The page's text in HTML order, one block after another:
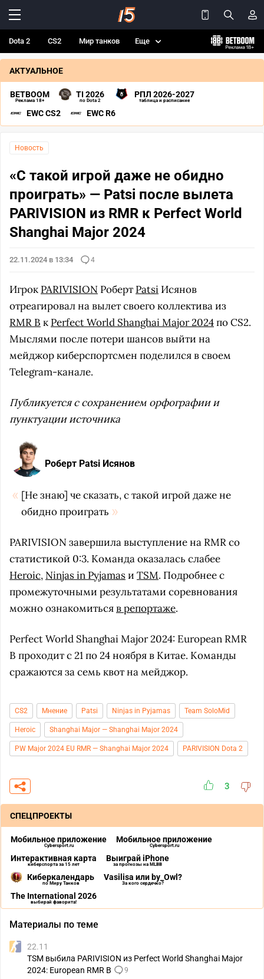
Dota 2 CS2 Мир танков Еще
АКТУАЛЬНОЕ
BETBOOM
Реклама 18+
TI 2026
по Dota 2
РПЛ 2026-2027
таблица и расписание
EWC CS2 EWC R6
Новость
«С такой игрой даже не обидно
проиграть» — Patsi после вылета
PARIVISION из RMR к Perfect World
Shanghai Major 2024
22.11.2024 в 13:34 4
Игрок PARIVISION Роберт Patsi Исянов
отреагировал на вылет своего коллектива из
RMR B к Perfect World Shanghai Major 2024по CS2.
Мыслями после потери шансов выйти на
мейджор киберспортсмен поделился в своем
Telegram-канале.
Публикуется с сохранением орфографии и
пунктуации источника
Роберт Patsi Исянов
[Не знаю] че сказать, с такой игрой даже не
обидно проиграть
PARIVISION завершила выступление на RMR со
статистикой 0:3. Команда оказалась слабее
Heroic, Ninjas in Pyjamasи TSM. Подробнее с
промежуточными результатами соревнования
можно ознакомитьсяв репортаже.
Perfect World Shanghai Major 2024: European RMR
B проходит с 21 по 24 ноября в Китае. Команды
сражаются за семь квот на мейджор.
CS2 Мнение Patsi Ninjas in Pyjamas Team SoloMid
Heroic Shanghai Major — Shanghai Major 2024
PW Major 2024 EU RMR — Shanghai Major 2024 PARIVISION Dota 2
3
СПЕЦПРОЕКТЫ
Мобильное приложение
Cybersport.ru
Мобильное приложение
Cybersport.ru
Интерактивная карта
киберспорта за 15 лет
Выиграй iPhone
за прогнозы на MLBB
Киберкалендарь
по Миру Танков
Vasilisa или by_Owl?
За кого сердечко?
The International 2026
выбирай фаворита!
Материалы по теме
22.11
TSM выбила PARIVISION из Perfect World Shanghai Major
2024: European RMR B
9